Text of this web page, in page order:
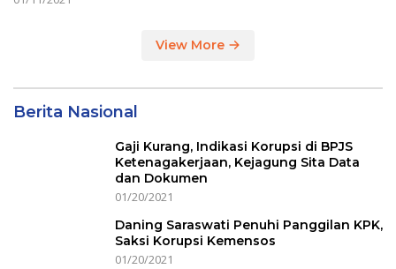
View More
Berita Nasional
Gaji Kurang, Indikasi Korupsi di BPJS
Ketenagakerjaan, Kejagung Sita Data
dan Dokumen
01/20/2021
Daning Saraswati Penuhi Panggilan KPK,
Saksi Korupsi Kemensos
01/20/2021